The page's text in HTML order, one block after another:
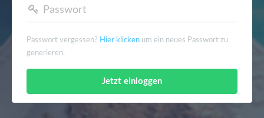
Passwort
Passwort vergessen? Hier klicken um ein neues Passwort zu
generieren.